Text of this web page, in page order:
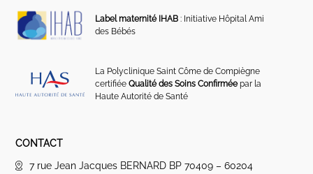
Label maternité IHAB : Initiative Hôpital Ami
des Bébés
La Polyclinique Saint Côme de Compiègne
certifiéeQualité des Soins Confirméepar la
Haute Autorité de Santé
CONTACT
7 rue Jean Jacques BERNARD BP 70409 – 60204